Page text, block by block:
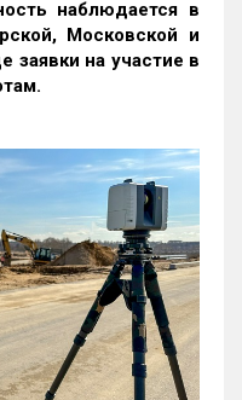
наблюдается в
Московской и
заявки на участие в
.